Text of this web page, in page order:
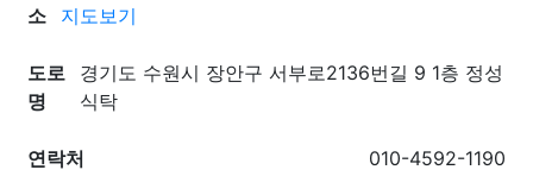
소
지도보기
도로
명
경기도 수원시 장안구 서부로2136번길 9 1층 정성
식탁
연락처 010-4592-1190